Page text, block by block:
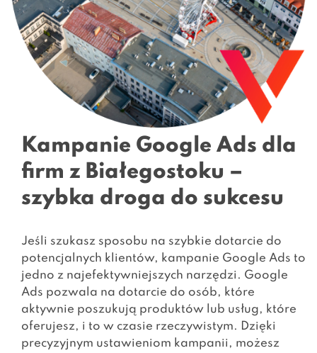
Kampanie Google Ads dla
firm z Białegostoku –
szybka droga do sukcesu
Jeśli szukasz sposobu na szybkie dotarcie do
potencjalnych klientów, kampanie Google Ads to
jedno z najefektywniejszych narzędzi. Google
Ads pozwala na dotarcie do osób, które
aktywnie poszukują produktów lub usług, które
oferujesz, i to w czasie rzeczywistym. Dzięki
precyzyjnym ustawieniom kampanii, możesz